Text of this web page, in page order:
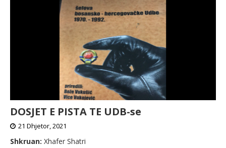
DOSJET E PISTA TE UDB-se
21 Dhjetor, 2021
Shkruan: Xhafer Shatri